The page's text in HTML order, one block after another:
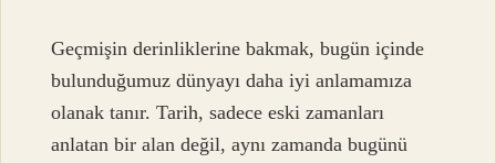
Geçmişin derinliklerine bakmak, bugün içinde
bulunduğumuz dünyayı daha iyi anlamamıza
olanak tanır. Tarih, sadece eski zamanları
anlatan bir alan değil, aynı zamanda bugünü